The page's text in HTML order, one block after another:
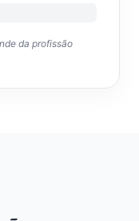
da profissão